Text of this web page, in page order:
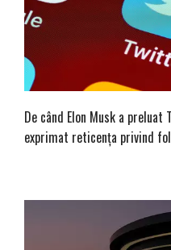
De când Elon Musk a
exprimat reticența privind